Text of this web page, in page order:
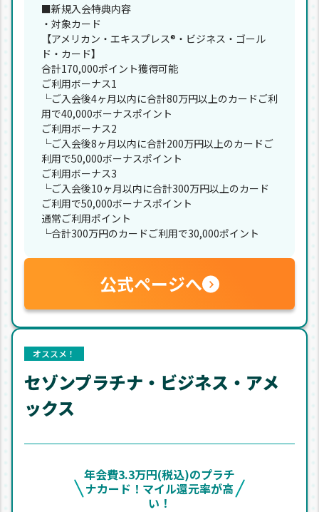
■新規入会特典内容
・対象カード
【アメリカン・エキスプレス®・ビジネス・ゴール
ド・カード】
合計170,000ポイント獲得可能
ご利用ボーナス1
└ご入会後4ヶ月以内に合計80万円以上のカードご利
用で40,000ボーナスポイント
ご利用ボーナス2
└ご入会後8ヶ月以内に合計200万円以上のカードご
利用で50,000ボーナスポイント
ご利用ボーナス3
└ご入会後10ヶ月以内に合計300万円以上のカード
ご利用で50,000ボーナスポイント
通常ご利用ポイント
└合計300万円のカードご利用で30,000ポイント
公式ページへ
オススメ！
セゾンプラチナ・ビジネス・アメ
ックス
年会費3.3万円(税込)のプラチ
ナカード！マイル還元率が高
い！